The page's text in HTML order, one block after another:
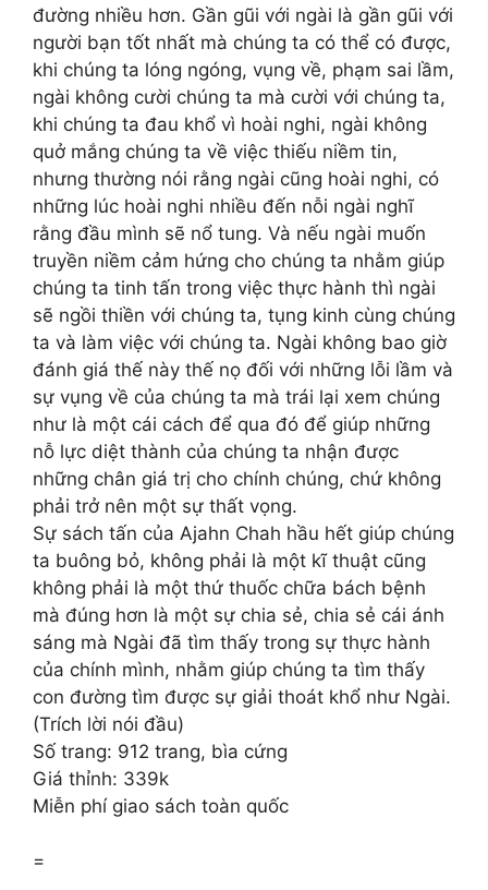
đường nhiều hơn. Gần gũi với ngài là gần gũi với
người bạn tốt nhất mà chúng ta có thể có được,
khi chúng ta lóng ngóng, vụng về, phạm sai lầm,
ngài không cười chúng ta mà cười với chúng ta,
khi chúng ta đau khổ vì hoài nghi, ngài không
quở mắng chúng ta về việc thiếu niềm tin,
nhưng thường nói rằng ngài cũng hoài nghi, có
những lúc hoài nghi nhiều đến nỗi ngài nghĩ
rằng đầu mình sẽ nổ tung. Và nếu ngài muốn
truyền niềm cảm hứng cho chúng ta nhằm giúp
chúng ta tinh tấn trong việc thực hành thì ngài
sẽ ngồi thiền với chúng ta, tụng kinh cùng chúng
ta và làm việc với chúng ta. Ngài không bao giờ
đánh giá thế này thế nọ đối với những lỗi lầm và
sự vụng về của chúng ta mà trái lại xem chúng
như là một cái cách để qua đó để giúp những
nỗ lực diệt thành của chúng ta nhận được
những chân giá trị cho chính chúng, chứ không
phải trở nên một sự thất vọng.
Sự sách tấn của Ajahn Chah hầu hết giúp chúng
ta buông bỏ, không phải là một kĩ thuật cũng
không phải là một thứ thuốc chữa bách bệnh
mà đúng hơn là một sự chia sẻ, chia sẻ cái ánh
sáng mà Ngài đã tìm thấy trong sự thực hành
của chính mình, nhằm giúp chúng ta tìm thấy
con đường tìm được sự giải thoát khổ như Ngài.
(Trích lời nói đầu)
Số trang: 912 trang, bìa cứng
Giá thỉnh: 339k
Miễn phí giao sách toàn quốc
=